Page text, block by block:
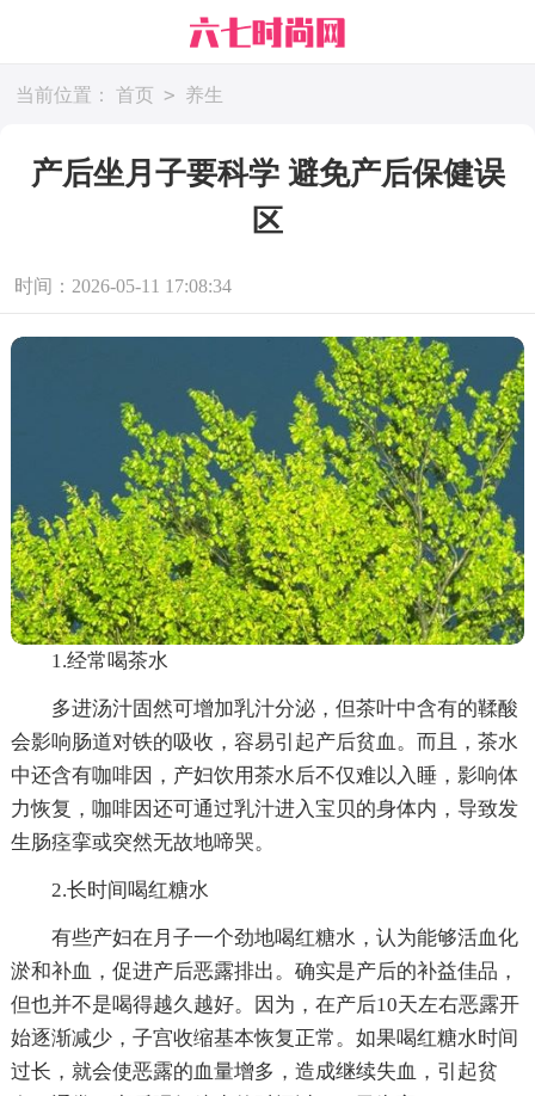
当前位置： 首页 > 养生
产后坐月子要科学 避免产后保健误
区
时间：2026-05-11 17:08:34
1.经常喝茶水
多进汤汁固然可增加乳汁分泌，但茶叶中含有的鞣酸
会影响肠道对铁的吸收，容易引起产后贫血。而且，茶水
中还含有咖啡因，产妇饮用茶水后不仅难以入睡，影响体
力恢复，咖啡因还可通过乳汁进入宝贝的身体内，导致发
生肠痉挛或突然无故地啼哭。
2.长时间喝红糖水
有些产妇在月子一个劲地喝红糖水，认为能够活血化
淤和补血，促进产后恶露排出。确实是产后的补益佳品，
但也并不是喝得越久越好。因为，在产后10天左右恶露开
始逐渐减少，子宫收缩基本恢复正常。如果喝红糖水时间
过长，就会使恶露的血量增多，造成继续失血，引起贫